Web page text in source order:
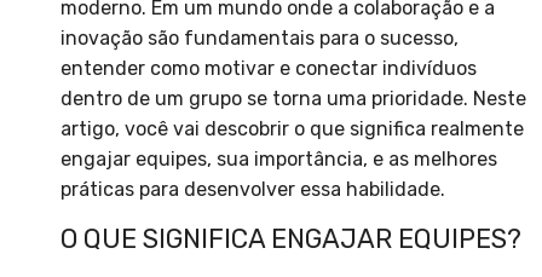
moderno. Em um mundo onde a colaboração e a
inovação são fundamentais para o sucesso,
entender como motivar e conectar indivíduos
dentro de um grupo se torna uma prioridade. Neste
artigo, você vai descobrir o que significa realmente
engajar equipes, sua importância, e as melhores
práticas para desenvolver essa habilidade.
O QUE SIGNIFICA ENGAJAR EQUIPES?